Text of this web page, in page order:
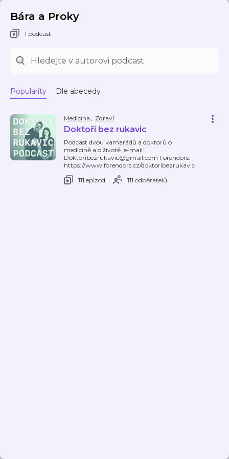
Bára a Proky
1 podcast
Popularity Dle abecedy
Medicína , Zdraví
Doktoři bez rukavic
Podcast dvou kamarádů a doktorů o
medicíně a o životě. e-mail:
Doktoribezrukavic@gmail.com Forendors:
https://www.forendors.cz/doktoribezrukavic
111 epizod
111 odběratelů